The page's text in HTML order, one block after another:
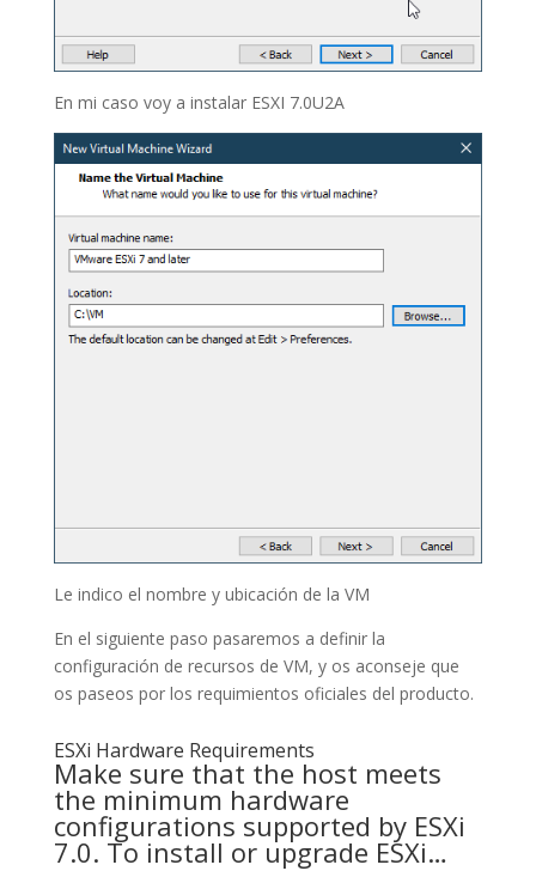
En mi caso voy a instalar ESXI 7.0U2A
Le indico el nombre y ubicación de la VM
En el siguiente paso pasaremos a definir la
configuración de recursos de VM, y os aconseje que
os paseos por los requimientos oficiales del producto.
ESXi Hardware Requirements
Make sure that the host meets
the minimum hardware
configurations supported by ESXi
7.0. To install or upgrade ESXi…